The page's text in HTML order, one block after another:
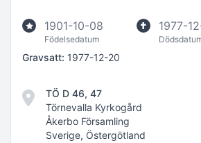
1901-10-08
Födelsedatum
1977-
Gravsatt: 1977-12-20
TÖ D 46, 47
Törnevalla Kyrkogård
Åkerbo Församling
Sverige, Östergötland